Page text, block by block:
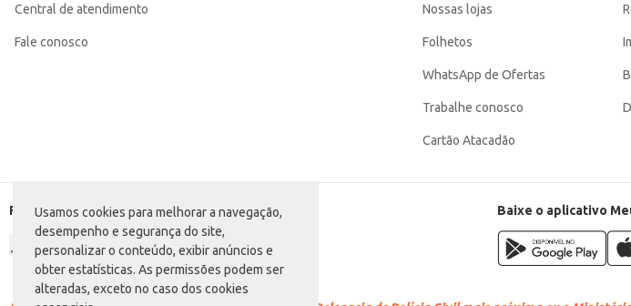
Usamos cookies para melhorar a navegação,
desempenho e segurança do site,
personalizar o conteúdo, exibir anúncios e
obter estatísticas. As permissões podem ser
alteradas, exceto no caso dos cookies
Conteúdo: 1kg
Central de atendimento
Fale conosco
Nossas lojas
Folhetos
WhatsApp de Ofertas
Trabalhe conosco
Cartão Atacadão
Formas de pagamento Baixe o aplicativo